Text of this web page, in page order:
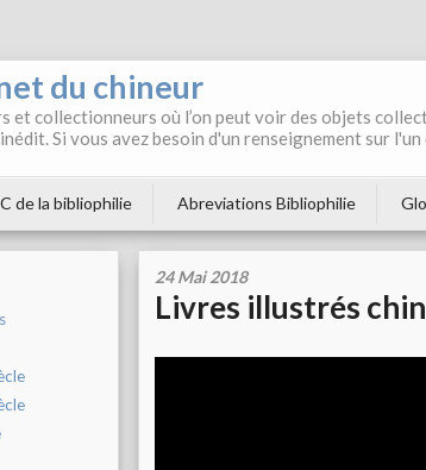
du chineur
et collectionneurs où l’on peut voir des objets
Si vous avez besoin d'un renseignement sur l'un
de la bibliophilie Abreviations Bibliophilie
24 Mai 2018
Livres illustrés